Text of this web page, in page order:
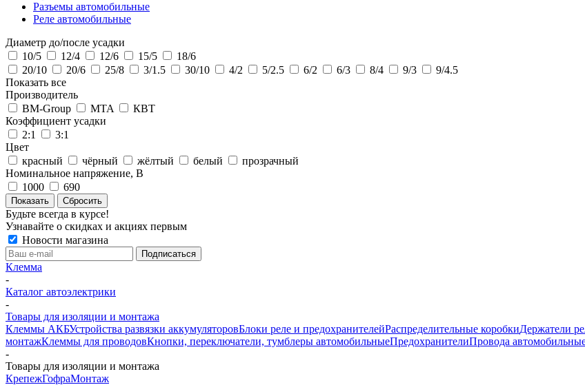
Разъемы автомобильные
Реле автомобильные
Диаметр до/после усадки
10/5
12/4 12/6 15/5
18/6
20/10
20/6 25/8 3/1.5 30/10 4/2 5/2.5 6/2 6/3 8/4 9/3
9/4.5
Показать все
Производитель
BM-Group
MTA
КВТ
Коэффициент усадки
2:1
3:1
Цвет
красный
чёрный жёлтый белый
прозрачный
Номинальное напряжение, В
1000
690
Сбросить
Будьте всегда в курсе!
Узнавайте о скидках и акциях первым
Новости магазина
Клемма
-
Каталог автоэлектрики
-
Товары для изоляции и монтажа
Клеммы АКБУстройства развязки аккумуляторовБлоки реле и предохранителейРаспределительные коробкиДержатели
монтажКлеммы для проводовКнопки, переключатели, тумблеры автомобильныеПредохранителиПровода
-
Товары для изоляции и монтажа
КрепежГофраМонтаж